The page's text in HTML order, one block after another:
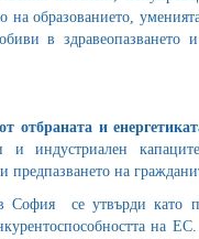
образованието,
в здравеопазването
и
и индустриален
предпазването на
София се утвърди като
на